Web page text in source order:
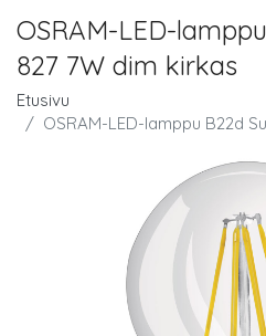
OSRAM-LED-
827 7W dim kirkas
Etusivu
OSRAM-LED-lamppu B22d